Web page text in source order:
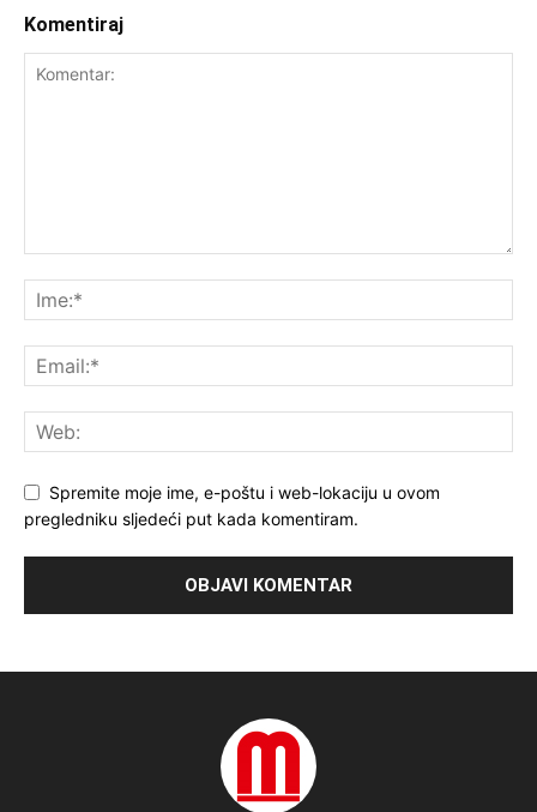
Komentiraj
Spremite moje ime, e-poštu i web-lokaciju u ovom
pregledniku sljedeći put kada komentiram.